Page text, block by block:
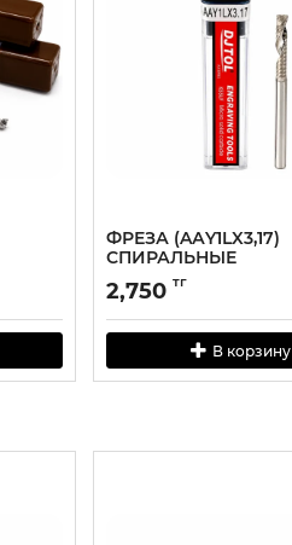
ФРЕЗА (AАY1LX3,17)
СПИРАЛЬНЫЕ
ОДНОЗАХОДНЫЕ
2,750 тг
В корзину